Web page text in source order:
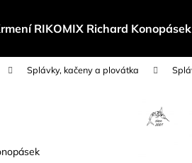
RIKOMIX Richard Konopásek
Splávky, kačeny a plovátka
Co